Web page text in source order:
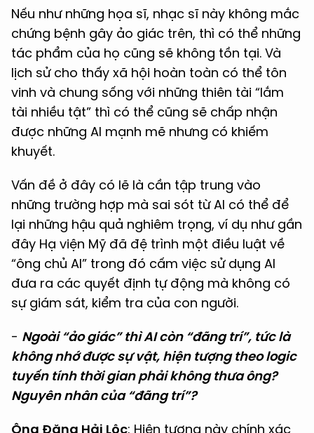
Nếu như những họa sĩ, nhạc sĩ này không mắc
chứng bệnh gây ảo giác trên, thì có thể những
tác phẩm của họ cũng sẽ không tồn tại. Và
lịch sử cho thấy xã hội hoàn toàn có thể tôn
vinh và chung sống với những thiên tài “lắm
tài nhiều tật” thì có thể cũng sẽ chấp nhận
được những AI mạnh mẽ nhưng có khiếm
khuyết.
Vấn đề ở đây có lẽ là cần tập trung vào
những trường hợp mà sai sót từ AI có thể để
lại những hậu quả nghiêm trọng, ví dụ như gần
đây Hạ viện Mỹ đã đệ trình một điều luật về
“ông chủ AI” trong đó cấm việc sử dụng AI
đưa ra các quyết định tự động mà không có
sự giám sát, kiểm tra của con người.
- Ngoài “ảo giác” thì AI còn “đãng trí”, tức là
không nhớ được sự vật, hiện tượng theo logic
tuyến tính thời gian phải không thưa ông?
Nguyên nhân của “đãng trí”?
Ông Đặng Hải Lộc: Hiện tượng này chính xác